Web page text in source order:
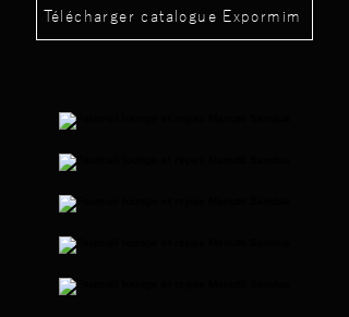
Télécharger catalogue Expormim